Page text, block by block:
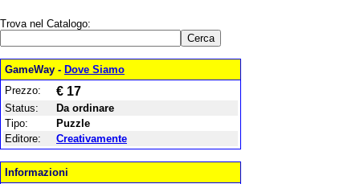
Trova nel Catalogo:
GameWay - Dove Siamo
Prezzo:
€ 17
Status:
Da ordinare
Tipo:
Puzzle
Editore:
Creativamente
Informazioni